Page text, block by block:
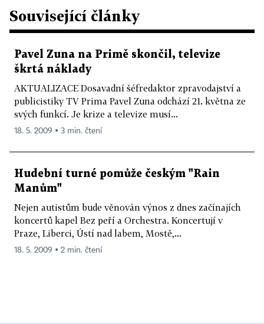
Související články
Pavel Zuna na Primě skončil, televize
škrtá náklady
AKTUALIZACE Dosavadní šéfredaktor zpravodajství a
publicistiky TV Prima Pavel Zuna odchází 21. května ze
svých funkcí. Je krize a televize musí...
18. 5. 2009 ▪ 3 min. čtení
Hudební turné pomůže českým "Rain
Manům"
Nejen autistům bude věnován výnos z dnes začínajích
koncertů kapel Bez peří a Orchestra. Koncertují v
Praze, Liberci, Ústí nad labem, Mostě,...
18. 5. 2009 ▪ 2 min. čtení